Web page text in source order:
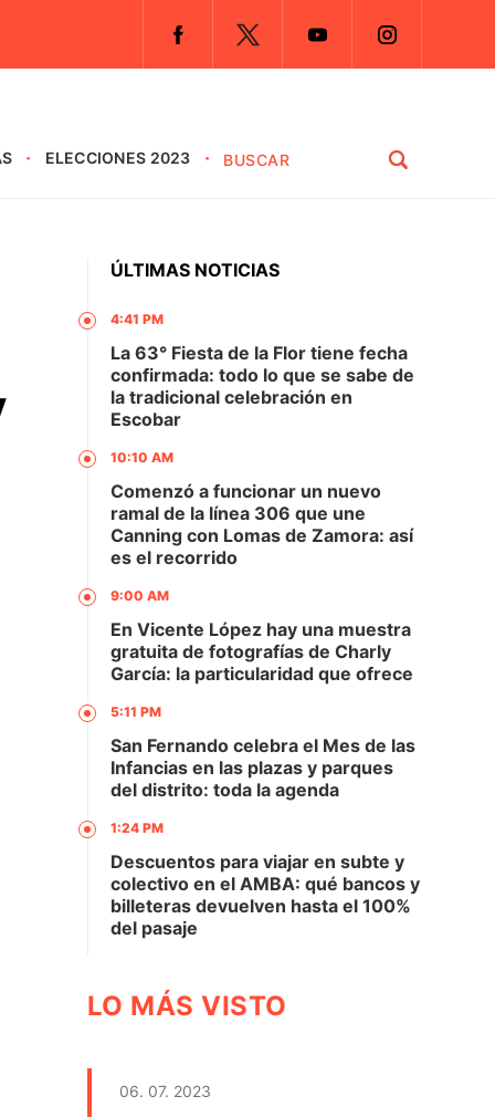
ELECCIONES 2023
ÚLTIMAS NOTICIAS
4:41 PM
La 63° Fiesta de la Flor tiene fecha
confirmada: todo lo que se sabe de
la tradicional celebración en
Escobar
10:10 AM
Comenzó a funcionar un nuevo
ramal de la línea 306 que une
Canning con Lomas de Zamora: así
es el recorrido
9:00 AM
En Vicente López hay una muestra
gratuita de fotografías de Charly
García: la particularidad que ofrece
5:11 PM
San Fernando celebra el Mes de las
Infancias en las plazas y parques
del distrito: toda la agenda
1:24 PM
Descuentos para viajar en subte y
colectivo en el AMBA: qué bancos y
billeteras devuelven hasta el 100%
del pasaje
LO MÁS VISTO
06. 07. 2023